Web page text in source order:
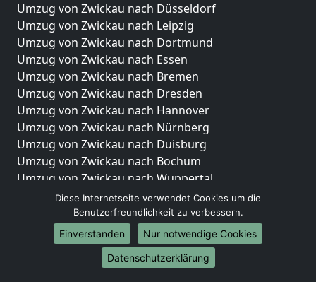
Umzug von Zwickau nach Düsseldorf
Umzug von Zwickau nach Leipzig
Umzug von Zwickau nach Dortmund
Umzug von Zwickau nach Essen
Umzug von Zwickau nach Bremen
Umzug von Zwickau nach Dresden
Umzug von Zwickau nach Hannover
Umzug von Zwickau nach Nürnberg
Umzug von Zwickau nach Duisburg
Umzug von Zwickau nach Bochum
Umzug von Zwickau nach Wuppertal
Umzug von Zwickau nach Bielefeld
Umzug von Zwickau nach Bonn
Umzug von Zwickau nach Münster
Internationale-Umzüge
Diese Internetseite verwendet Cookies um die
Benutzerfreundlichkeit zu verbessern.
Einverstanden
Nur notwendige Cookies
Datenschutzerklärung